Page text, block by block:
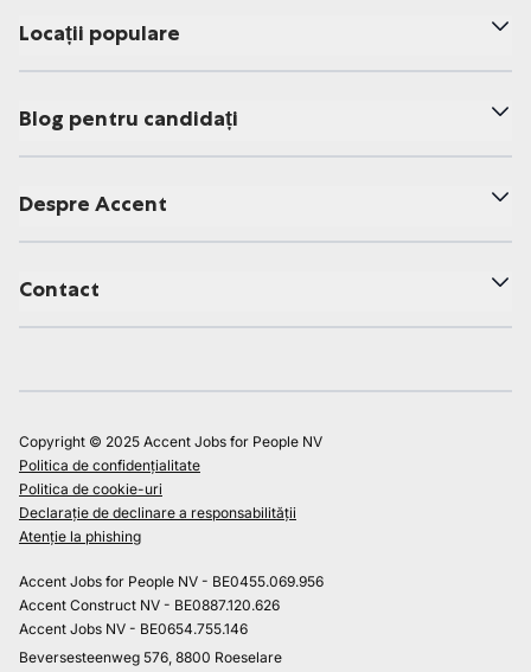
Locații populare
Blog pentru candidați
Despre Accent
Contact
Copyright © 2025 Accent Jobs for People NV
Politica de confidențialitate
Politica de cookie-uri
Declarație de declinare a responsabilității
Atenție la phishing
Accent Jobs for People NV - BE0455.069.956
Accent Construct NV - BE0887.120.626
Accent Jobs NV - BE0654.755.146
Beversesteenweg 576, 8800 Roeselare